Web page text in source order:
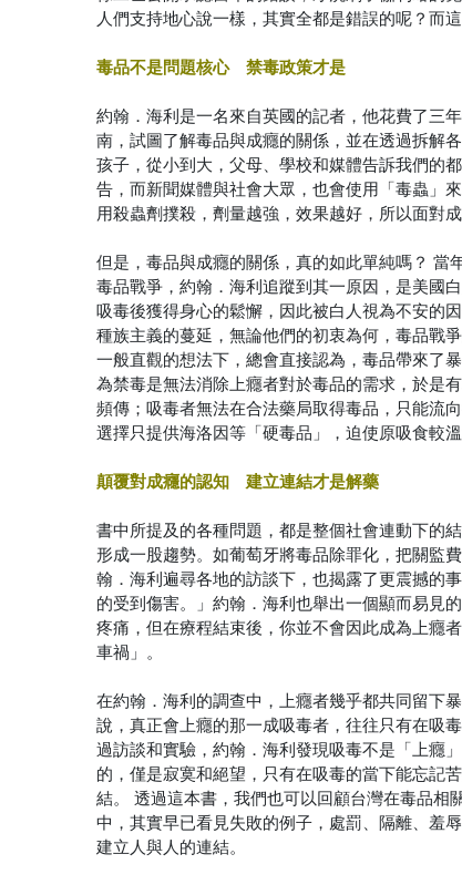
人們支持地心說一樣，其實全都是錯誤的呢？而
毒品不是問題核心 禁毒政策才是
約翰．海利是一名來自英國的記者，他花費了三
南，試圖了解毒品與成癮的關係，並在透過拆解
孩子，從小到大，父母、學校和媒體告訴我們的
告，而新聞媒體與社會大眾，也會使用「毒蟲」
用殺蟲劑撲殺，劑量越強，效果越好，所以面對成
但是，毒品與成癮的關係，真的如此單純嗎？ 當
毒品戰爭，約翰．海利追蹤到其一原因，是美國
吸毒後獲得身心的鬆懈，因此被白人視為不安的
種族主義的蔓延，無論他們的初衷為何，毒品戰
一般直觀的想法下，總會直接認為，毒品帶來了
為禁毒是無法消除上癮者對於毒品的需求，於是
頻傳；吸毒者無法在合法藥局取得毒品，只能流
選擇只提供海洛因等「硬毒品」，迫使原吸食較
顛覆對成癮的認知 建立連結才是解藥
書中所提及的各種問題，都是整個社會連動下的
形成一股趨勢。如葡萄牙將毒品除罪化，把關監
翰．海利遍尋各地的訪談下，也揭露了更震撼的
的受到傷害。」約翰．海利也舉出一個顯而易見
疼痛，但在療程結束後，你並不會因此成為上癮
車禍」。
在約翰．海利的調查中，上癮者幾乎都共同留下
說，真正會上癮的那一成吸毒者，往往只有在吸
過訪談和實驗，約翰．海利發現吸毒不是「上癮
的，僅是寂寞和絕望，只有在吸毒的當下能忘記
結。
透過這本書，我們也可以回顧台灣在毒品相
中，其實早已看見失敗的例子，處罰、隔離、羞
建立人與人的連結。